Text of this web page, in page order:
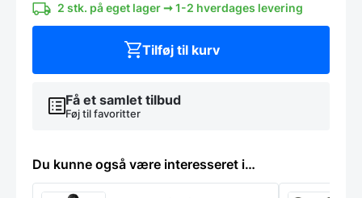
cm.
Engelsk
2 stk. på eget lager ➞ 1-2 hverdages levering
Få et samlet tilbud
Føj til favoritter
Tilføj til kurv
Du kunne også være interesseret i…